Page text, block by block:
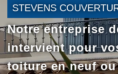
STEVENS
Notre entreprise
intervient pour
toiture en neuf